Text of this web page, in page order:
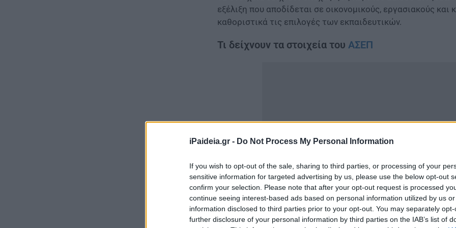
iPaideia.gr - Do Not Process My Personal Information
If you wish to opt-out of the sale, sharing to third parties, or processing of your
sensitive information for targeted advertising by us, please use the below opt-out
confirm your selection. Please note that after your opt-out request is processed
continue seeing interest-based ads based on personal information utilized by us
information disclosed to third parties prior to your opt-out. You may separately
further disclosure of your personal information by third parties on the IAB’s list of
εξέλιξη που αποδίδεται σε οικονομικούς, εργασιακούς
καθοριστικά τις επιλογές των εκπαιδευτικών.
Τι δείχνουν τα στοιχεία του ΑΣΕΠ
Η ολοκλήρωση της υποβολής των ηλεκτρονικών αιτήσεων
ανέδειξε μια εικόνα που δεν μπορεί να περάσει